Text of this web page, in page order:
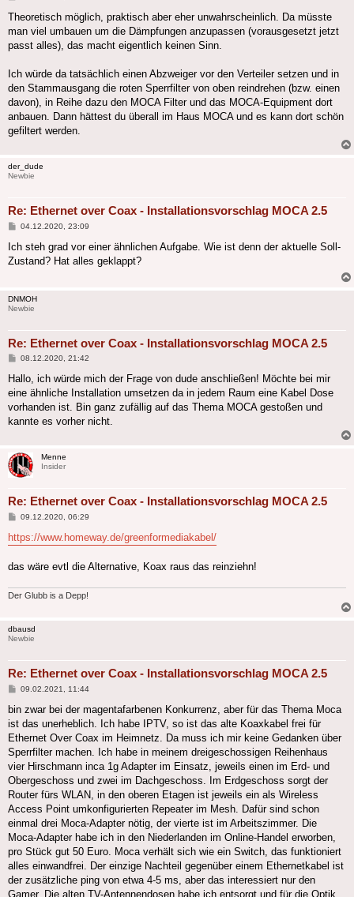
Theoretisch möglich, praktisch aber eher unwahrscheinlich. Da müsste
man viel umbauen um die Dämpfungen anzupassen (vorausgesetzt jetzt
passt alles), das macht eigentlich keinen Sinn.
Ich würde da tatsächlich einen Abzweiger vor den Verteiler setzen und in
den Stammausgang die roten Sperrfilter von oben reindrehen (bzw. einen
davon), in Reihe dazu den MOCA Filter und das MOCA-Equipment dort
anbauen. Dann hättest du überall im Haus MOCA und es kann dort schön
gefiltert werden.
der_dude
Newbie
Re: Ethernet over Coax - Installationsvorschlag MOCA 2.5
Beitrag
04.12.2020, 23:09
Ich steh grad vor einer ähnlichen Aufgabe. Wie ist denn der aktuelle Soll-
Zustand? Hat alles geklappt?
DNMOH
Newbie
Re: Ethernet over Coax - Installationsvorschlag MOCA 2.5
Beitrag
08.12.2020, 21:42
Hallo, ich würde mich der Frage von dude anschließen! Möchte bei mir
eine ähnliche Installation umsetzen da in jedem Raum eine Kabel Dose
vorhanden ist. Bin ganz zufällig auf das Thema MOCA gestoßen und
kannte es vorher nicht.
Menne
Insider
Re: Ethernet over Coax - Installationsvorschlag MOCA 2.5
Beitrag
09.12.2020, 06:29
https://www.homeway.de/greenformediakabel/
das wäre evtl die Alternative, Koax raus das reinziehn!
Der Glubb is a Depp!
dbausd
Newbie
Re: Ethernet over Coax - Installationsvorschlag MOCA 2.5
Beitrag
09.02.2021, 11:44
bin zwar bei der magentafarbenen Konkurrenz, aber für das Thema Moca
ist das unerheblich. Ich habe IPTV, so ist das alte Koaxkabel frei für
Ethernet Over Coax im Heimnetz. Da muss ich mir keine Gedanken über
Sperrfilter machen. Ich habe in meinem dreigeschossigen Reihenhaus
vier Hirschmann inca 1g Adapter im Einsatz, jeweils einen im Erd- und
Obergeschoss und zwei im Dachgeschoss. Im Erdgeschoss sorgt der
Router fürs WLAN, in den oberen Etagen ist jeweils ein als Wireless
Access Point umkonfigurierten Repeater im Mesh. Dafür sind schon
einmal drei Moca-Adapter nötig, der vierte ist im Arbeitszimmer. Die
Moca-Adapter habe ich in den Niederlanden im Online-Handel erworben,
pro Stück gut 50 Euro. Moca verhält sich wie ein Switch, das funktioniert
alles einwandfrei. Der einzige Nachteil gegenüber einem Ethernetkabel ist
der zusätzliche ping von etwa 4-5 ms, aber das interessiert nur den
Gamer. Die alten TV-Antennendosen habe ich entsorgt und für die Optik